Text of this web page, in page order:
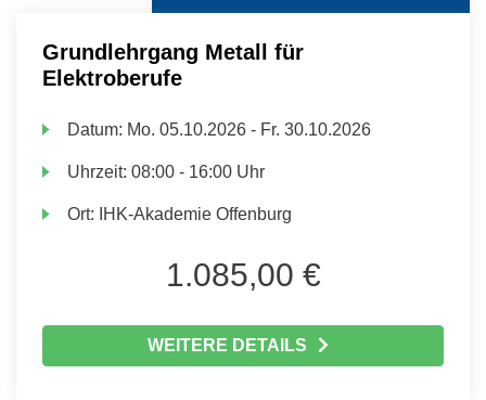
Grundlehrgang Metall für
Elektroberufe
Datum: Mo. 05.10.2026 - Fr. 30.10.2026
Uhrzeit:08:00 - 16:00 Uhr
Ort: IHK-Akademie Offenburg
1.085,00 €
WEITERE DETAILS